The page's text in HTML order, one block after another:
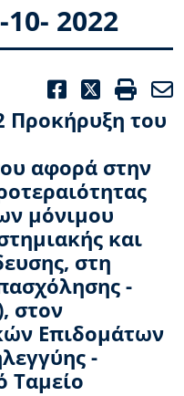
2022
Προκήρυξη του
αφορά στην
μόνιμου
και
στη
-
στον
Επιδομάτων
-
Ταμείο